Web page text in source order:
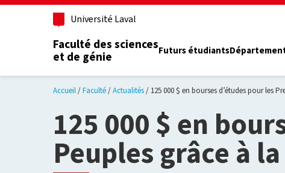
Aller au contenu principal
Université Laval
Faculté des sciences
et de génie
Futurs étudiants
Accueil Faculté Actualités 125 000 $ en bourses d’études pour les
125 000 $ en
Peuples grâce à